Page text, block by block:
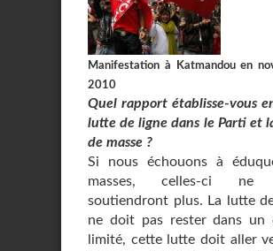
Manifestation à Katmandou en
2010
Quel rapport établisse-vous
lutte de ligne dans le Parti et
de masse ?
Si nous échouons à
masses, celles-ci ne
soutiendront plus. La lutte
ne doit pas rester dans un
limité, cette lutte doit aller